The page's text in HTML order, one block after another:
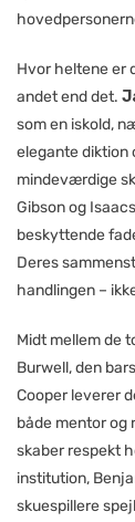
Hvor heltene er
andet end det.
som en iskold,
elegante diktion
mindeværdige
Gibson og
beskyttende
Deres
handlingen –
Midt mellem de
Burwell, den
Cooper leverer
både mentor
skaber respekt
institution,
skuespillere